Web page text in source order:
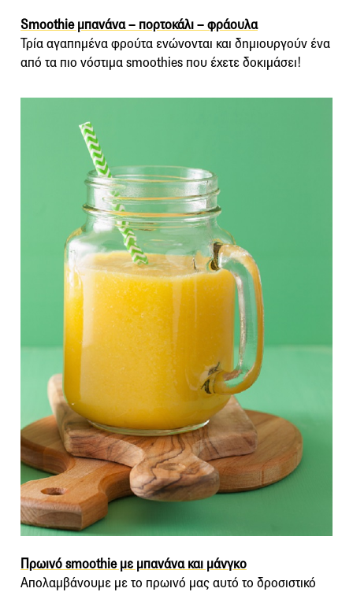
Smoothie μπανάνα – πορτοκάλι – φράουλα
Τρία αγαπημένα φρούτα ενώνονται και δημιουργούν ένα
από τα πιο νόστιμα smoothies που έχετε δοκιμάσει!
Πρωινό smoothie με μπανάνα και μάνγκο
Απολαμβάνουμε με το πρωινό μας αυτό το δροσιστικό